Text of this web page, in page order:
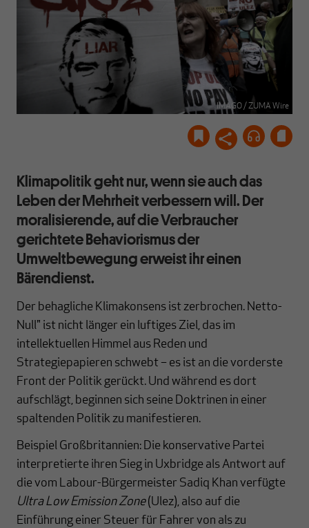
IMAGO / ZUMA Wire
Klimapolitik geht nur, wenn sie auch das
Leben der Mehrheit verbessern will. Der
moralisierende, auf die Verbraucher
gerichtete Behaviorismus der
Umweltbewegung erweist ihr einen
Bärendienst.
Der behagliche Klimakonsens ist zerbrochen. Netto-
Null" ist nicht länger ein luftiges Ziel, das im
intellektuellen Himmel aus Reden und
Strategiepapieren schwebt – es ist an die vorderste
Front der Politik gerückt. Und während es dort
aufschlägt, beginnen sich seine Doktrinen in einer
spaltenden Politik zu manifestieren.
Beispiel Großbritannien: Die konservative Partei
interpretierte ihren Sieg in Uxbridge als Antwort auf
die vom Labour-Bürgermeister Sadiq Khan verfügte
Ultra Low Emission Zone(Ulez), also auf die
Einführung einer Steuer für Fahrer von als zu